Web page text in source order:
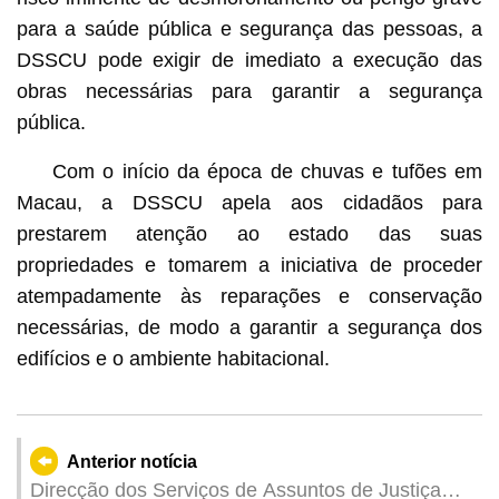
para a saúde pública e segurança das pessoas, a
DSSCU pode exigir de imediato a execução das
obras necessárias para garantir a segurança
pública.
Com o início da época de chuvas e tufões em
Macau, a DSSCU apela aos cidadãos para
prestarem atenção ao estado das suas
propriedades e tomarem a iniciativa de proceder
atempadamente às reparações e conservação
necessárias, de modo a garantir a segurança dos
edifícios e o ambiente habitacional.
Anterior notícia
Direcção dos Serviços de Assuntos de Justiça